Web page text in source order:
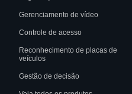
Gerenciamento de vídeo
Controle de acesso
Reconhecimento de placas de
veículos
Gestão de decisão